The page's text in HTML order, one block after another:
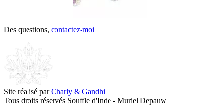
Des questions, contactez-moi
Site réalisé parCharly & Gandhi
Tous droits réservés Souffle d'Inde - Muriel Depauw